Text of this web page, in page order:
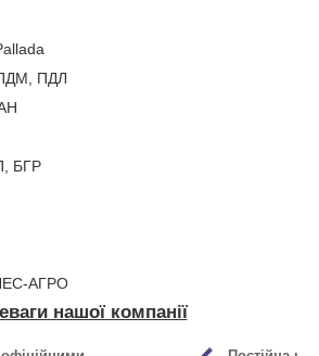
ПДЛ
БГР
АГРО
нашої компанії